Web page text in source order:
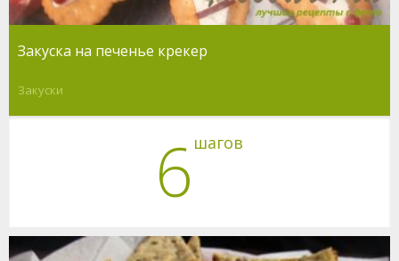
Закуска на печенье крекер
Закуски
6 шагов